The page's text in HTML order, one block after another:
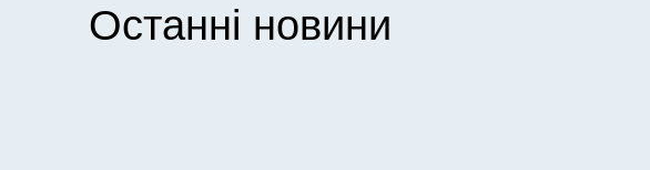
Останні новини